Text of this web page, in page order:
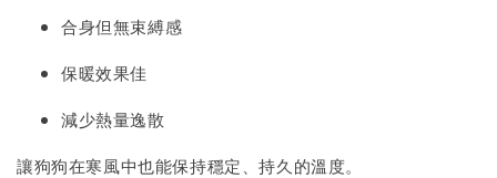
合身但無束縛感
保暖效果佳
減少熱量逸散
讓狗狗在寒風中也能保持穩定、持久的溫度。